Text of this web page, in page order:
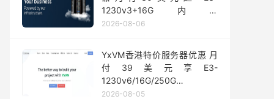
1230v3+16G内存
1Gbps@50TB大流量
2026-08-06
YxVM香港特价服务器优惠 月
付39美元享E3-
1230v6/16G/250G
SSD/10TB流量
2026-08-05